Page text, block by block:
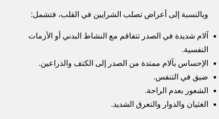
وبالنسبة إلى أعراض تصلب الشرايين في القلب، فتشمل:
آلام شديدة في الصدر تتفاقم مع النشاط البدني أو الأزمات
النفسية.
الإحساس بآلام ممتدة من الصدر إلى الكتف والذراعين.
ضيق في التنفس.
الشعور بعدم الراحة.
الغثيان والدوار والتعرق الشديد.